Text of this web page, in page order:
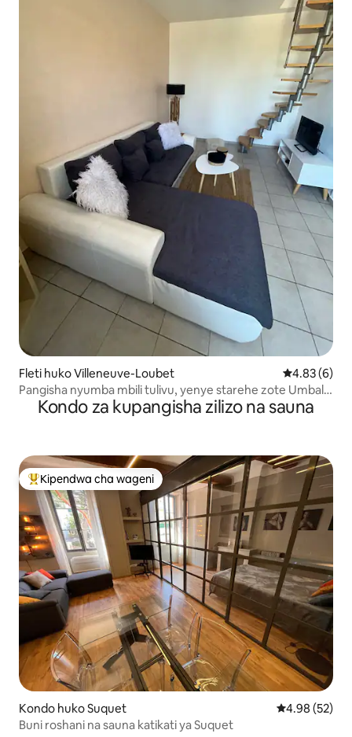
Fleti huko Villeneuve-Loubet Ukadiriaji
4.83 (6)
Pangisha nyumba mbili tulivu, yenye starehe zote Umbali
wa mita 400 kutoka kwenye fukwe
Kondo za kupangisha zilizo na sauna
Kipendwa maarufu cha wageni
Kipendwa cha wageni
Kondo huko Suquet Ukadiriaji wa
4.98 (52)
Buni roshani na sauna katikati ya Suquet